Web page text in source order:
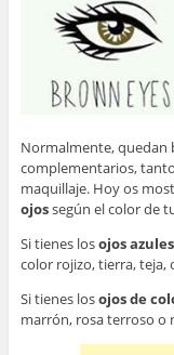
Normalmente, quedan
complementarios,
maquillaje. Hoy os
ojossegún el color de
Si tienes losojos azules
color rojizo, tierra, teja,
Si tienes losojos de
marrón, rosa terroso o